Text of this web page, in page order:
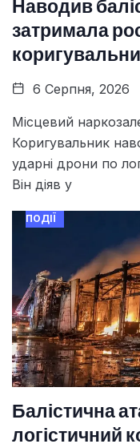
Наводив
затримала
6 Серпня, 2026
Місцевий
Коригувальник
ударні дрони по
Він діяв у
ПОДІЇ
Балістична
логістичний